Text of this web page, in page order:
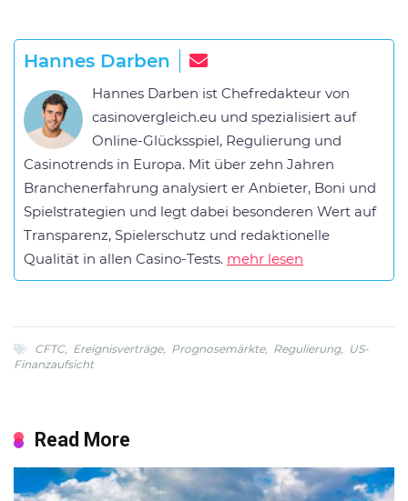
Hannes Darben
Hannes Darben ist Chefredakteur von
casinovergleich.eu und spezialisiert auf
Online-Glücksspiel, Regulierung und
Casinotrends in Europa. Mit über zehn Jahren
Branchenerfahrung analysiert er Anbieter, Boni und
Spielstrategien und legt dabei besonderen Wert auf
Transparenz, Spielerschutz und redaktionelle
Qualität in allen Casino-Tests. mehr lesen
CFTC, Ereignisverträge, Prognosemärkte, Regulierung, US-
Finanzaufsicht
Read More